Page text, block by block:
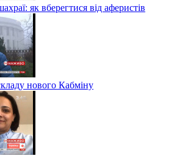
як вберегтися від аферистів
нового Кабміну